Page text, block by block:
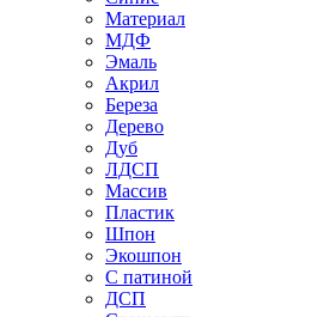
Материал
МДФ
Эмаль
Акрил
Береза
Дерево
Дуб
ЛДСП
Массив
Пластик
Шпон
Экошпон
С патиной
ДСП